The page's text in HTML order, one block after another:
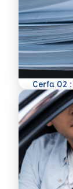
Cerfa 02
En savoir